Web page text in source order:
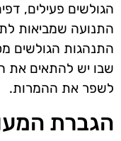
הגולשים פעילים,
התנועה שמביאות
התנהגות הגולשים
שבו יש להתאים את
לשפר את ההמרות.
הגברת